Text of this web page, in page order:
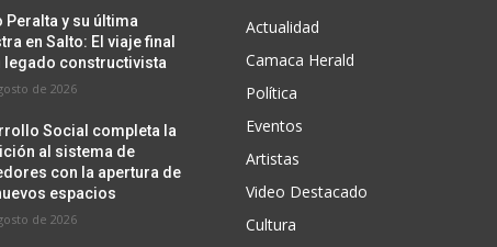
Peralta y su última
en Salto: El viaje final
legado constructivista
de 2026
Social completa la
al sistema de
con la apertura de
espacios
de 2026
Actualidad
Camaca Herald
Política
Eventos
Artistas
Video Destacado
Cultura